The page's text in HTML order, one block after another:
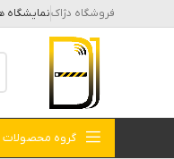
فروشگاه دژاکنمایشگاه
گروه محصولات